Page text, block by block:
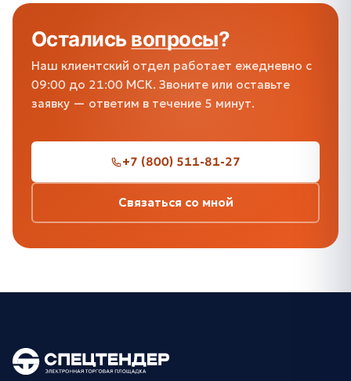
Осталисьвопросы?
Наш клиентский отдел работает ежедневно с
09:00 до 21:00 МСК. Звоните или оставьте
заявку — ответим в течение 5 минут.
+7 (800) 511-81-27
Связаться со мной